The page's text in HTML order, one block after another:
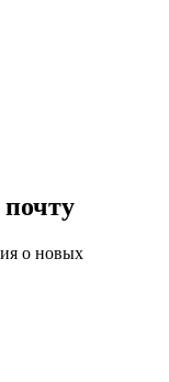
о новых